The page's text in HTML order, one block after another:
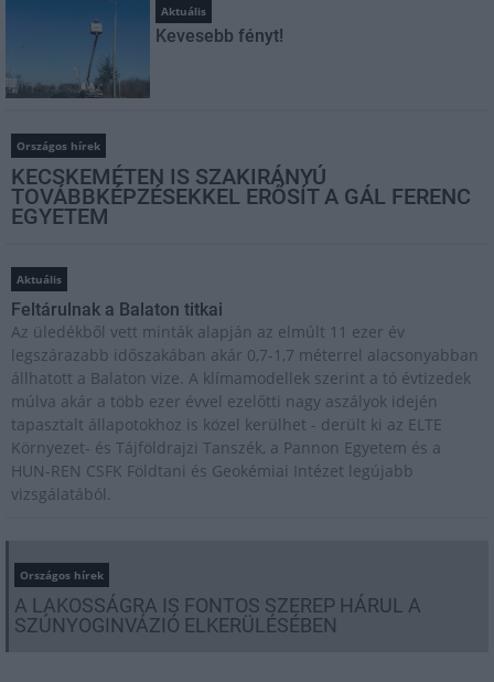
Aktuális
Kevesebb fényt!
Országos hírek
KECSKEMÉTEN IS SZAKIRÁNYÚ
TOVÁBBKÉPZÉSEKKEL ERŐSÍT A GÁL FERENC
EGYETEM
Aktuális
Feltárulnak a Balaton titkai
Az üledékből vett minták alapján az elmúlt 11 ezer év
legszárazabb időszakában akár 0,7-1,7 méterrel alacsonyabban
állhatott a Balaton vize. A klímamodellek szerint a tó évtizedek
múlva akár a több ezer évvel ezelőtti nagy aszályok idején
tapasztalt állapotokhoz is közel kerülhet - derült ki az ELTE
Környezet- és Tájföldrajzi Tanszék, a Pannon Egyetem és a
HUN-REN CSFK Földtani és Geokémiai Intézet legújabb
vizsgálatából.
Országos hírek
A LAKOSSÁGRA IS FONTOS SZEREP HÁRUL A
SZÚNYOGINVÁZIÓ ELKERÜLÉSÉBEN